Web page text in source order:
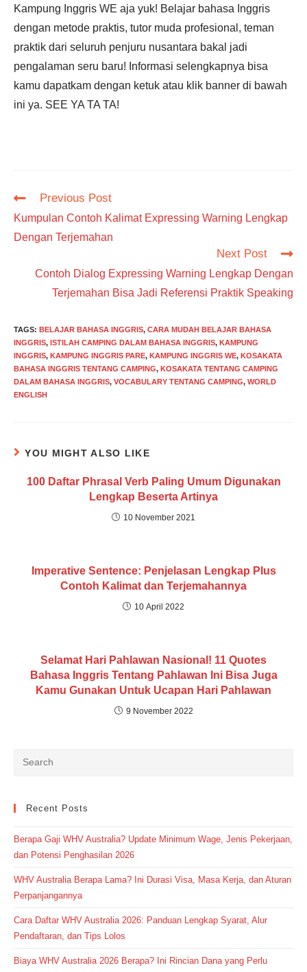
Kampung Inggris WE aja yuk! Belajar bahasa Inggris
dengan metode praktis, tutor muda profesional, teman
praktik dari seluruh penjuru nusantara bakal jadi
pengalaman seru baru! Informasi selengkapnya bisa
kamu dapatkam dengan ketuk atau klik banner di bawah
ini ya. SEE YA TA TA!
Read
articles
Previous Post
Kumpulan Contoh Kalimat Expressing Warning Lengkap
Dengan Terjemahan
Next Post
Contoh Dialog Expressing Warning Lengkap Dengan
Terjemahan Bisa Jadi Referensi Praktik Speaking
TAGS: BELAJAR BAHASA INGGRIS, CARA MUDAH BELAJAR BAHASA
INGGRIS, ISTILAH CAMPING DALAM BAHASA INGGRIS, KAMPUNG
INGGRIS, KAMPUNG INGGRIS PARE, KAMPUNG INGGRIS WE, KOSAKATA
BAHASA INGGRIS TENTANG CAMPING, KOSAKATA TENTANG CAMPING
DALAM BAHASA INGGRIS, VOCABULARY TENTANG CAMPING, WORLD
ENGLISH
YOU MIGHT ALSO LIKE
100 Daftar Phrasal Verb Paling Umum Digunakan
Lengkap Beserta Artinya
10 November 2021
Imperative Sentence: Penjelasan Lengkap Plus
Contoh Kalimat dan Terjemahannya
10 April 2022
Selamat Hari Pahlawan Nasional! 11 Quotes
Bahasa Inggris Tentang Pahlawan Ini Bisa Juga
Kamu Gunakan Untuk Ucapan Hari Pahlawan
9 November 2022
Recent Posts
Berapa Gaji WHV Australia? Update Minimum Wage, Jenis Pekerjaan,
dan Potensi Penghasilan 2026
WHV Australia Berapa Lama? Ini Durasi Visa, Masa Kerja, dan Aturan
Perpanjangannya
Cara Daftar WHV Australia 2026: Panduan Lengkap Syarat, Alur
Pendaftaran, dan Tips Lolos
Biaya WHV Australia 2026 Berapa? Ini Rincian Dana yang Perlu